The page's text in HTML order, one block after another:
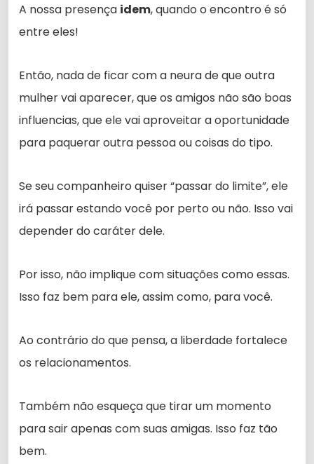
A nossa presença idem, quando o encontro é só
entre eles!
Então, nada de ficar com a neura de que outra
mulher vai aparecer, que os amigos não são boas
influencias, que ele vai aproveitar a oportunidade
para paquerar outra pessoa ou coisas do tipo.
Se seu companheiro quiser “passar do limite”, ele
irá passar estando você por perto ou não. Isso vai
depender do caráter dele.
Por isso, não implique com situações como essas.
Isso faz bem para ele, assim como, para você.
Ao contrário do que pensa, a liberdade fortalece
os relacionamentos.
Também não esqueça que tirar um momento
para sair apenas com suas amigas. Isso faz tão
bem.